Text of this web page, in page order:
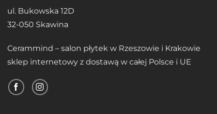
ul. Bukowska 12D
32-050 Skawina
Cerammind – salon płytek w Rzeszowie i Krakowie
sklep internetowy z dostawą w całej Polsce i UE